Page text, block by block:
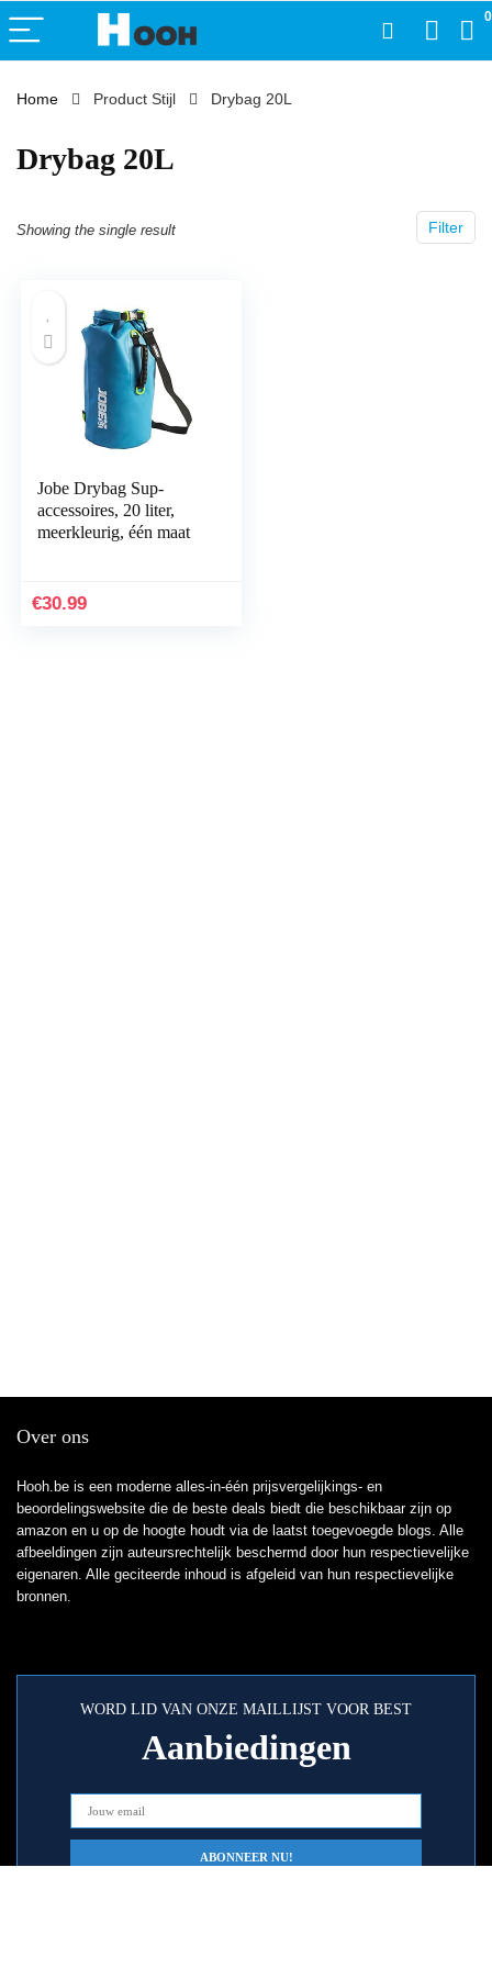
0
Home Product Stijl ‎Drybag 20L
‎Drybag 20L
Filter
Showing the single result
Jobe Drybag Sup-
accessoires, 20 liter,
meerkleurig, één maat
€30.99
Over ons
Hooh.be is een moderne alles-in-één prijsvergelijkings- en
beoordelingswebsite die de beste deals biedt die beschikbaar zijn op
amazon en u op de hoogte houdt via de laatst toegevoegde blogs. Alle
afbeeldingen zijn auteursrechtelijk beschermd door hun respectievelijke
eigenaren. Alle geciteerde inhoud is afgeleid van hun respectievelijke
bronnen.
WORD LID VAN ONZE MAILLIJST VOOR BEST
Aanbiedingen